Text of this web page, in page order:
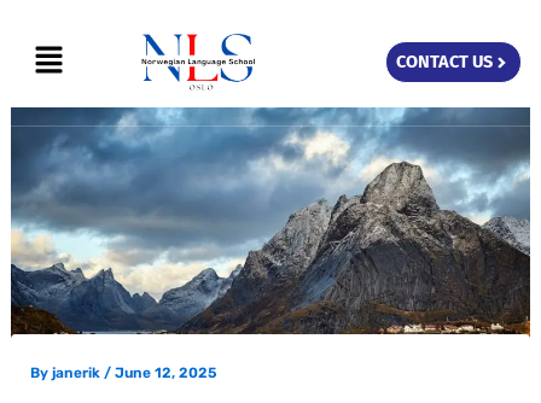
content
Menu CONTACT US
By janerik / June 12, 2025